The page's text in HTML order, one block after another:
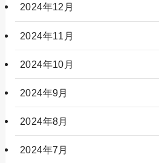
2024年12月
2024年11月
2024年10月
2024年9月
2024年8月
2024年7月